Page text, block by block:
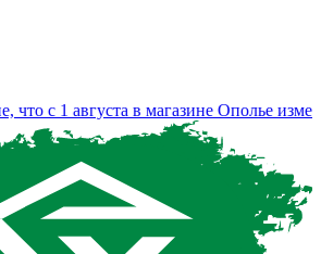
1 августа в магазине Ополье